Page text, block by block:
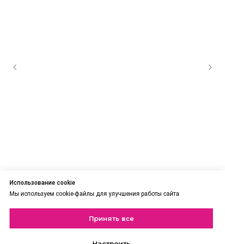
Использование cookie
Мы используем cookie-файлы для улучшения работы сайта
Принять все
СЕРЬГИ СПАРКЛИ S
3 300 ₽